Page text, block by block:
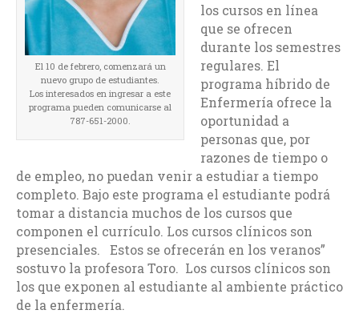
El 10 de febrero, comenzará un
nuevo grupo de estudiantes.
Los interesados en ingresar a este
programa pueden comunicarse al
787-651-2000.
los cursos en línea
que se ofrecen
durante los semestres
regulares. El
programa híbrido de
Enfermería ofrece la
oportunidad a
personas que, por
razones de tiempo o
de empleo, no puedan venir a estudiar a tiempo
completo. Bajo este programa el estudiante podrá
tomar a distancia muchos de los cursos que
componen el currículo. Los cursos clínicos son
presenciales. Estos se ofrecerán en los veranos”
sostuvo la profesora Toro. Los cursos clínicos son
los que exponen al estudiante al ambiente práctico
de la enfermería.